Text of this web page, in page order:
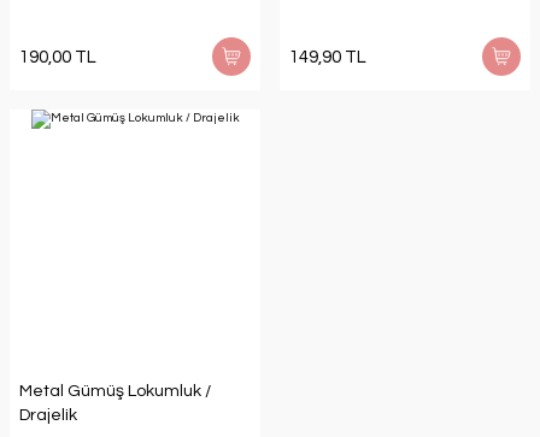
190,00 TL 149,90 TL
Metal Gümüş Lokumluk /
Drajelik